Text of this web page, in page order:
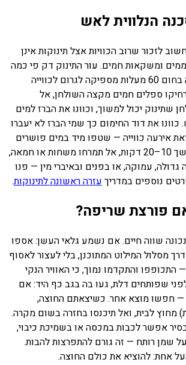
הנלווית לאש
לזכור שרוב הכוויות אצל תינוקות אינן
ומשקאות חמים. עור התינוק דק פי כמה
מעור מבוגר, וכוס תה בחום 60 מעלות מספיקה לגרום לכווייה
ספלים חמים מקצה השולחן, אל
יכול למשוך, וכוונו את הברז למים
את דוד החימום כך שמי הברז לא יעברו
אירעה כווייה — שטפו מיד במים פושרים
(לא קרים כקרח) במשך 10–20 דקות, אל תמרחו משחות או חמאה,
גדולה, עמוקה, או בפנים ובאיברי מין — פנו
נוספים במדריךעזרה ראשונה לתינוקות.
פורצת שריפה?
שווה חיים. אם נשמע גלאי העשן: אספו
מסלול המילוט המתוכנן, בלי לעצור לאסוף
והתקדמו נמוך, כי האוויר הנקי
שפותחים דלת, געו בה בגב כף היד: אם
חפשו מוצא אחר. כשיצאתם החוצה,
(כבאות) מחוץ לבית, ואל תיכנסו בחזרה בשום מקרה.
אפשר לכבות במכסה או בשמיכת כיבוי,
שמן רותח — זה גורם להתפרצות להבות.
אחת: להוציא את כולם החוצה.